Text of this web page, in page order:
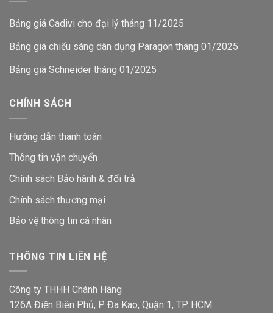
Bảng giá Cadivi cho đại lý tháng 11/2025
Bảng giá chiếu sáng dân dụng Paragon tháng 01/2025
Bảng giá Schneider tháng 01/2025
CHÍNH SÁCH
Hướng dẫn thanh toán
Thông tin vận chuyển
Chính sách Bảo hành & đổi trả
Chính sách thương mại
Bảo vệ thông tin cá nhân
THÔNG TIN LIÊN HỆ
Công ty THHH Chánh Hãng
126A Điện Biên Phủ, P. Đa Kao, Quận 1, TP. HCM